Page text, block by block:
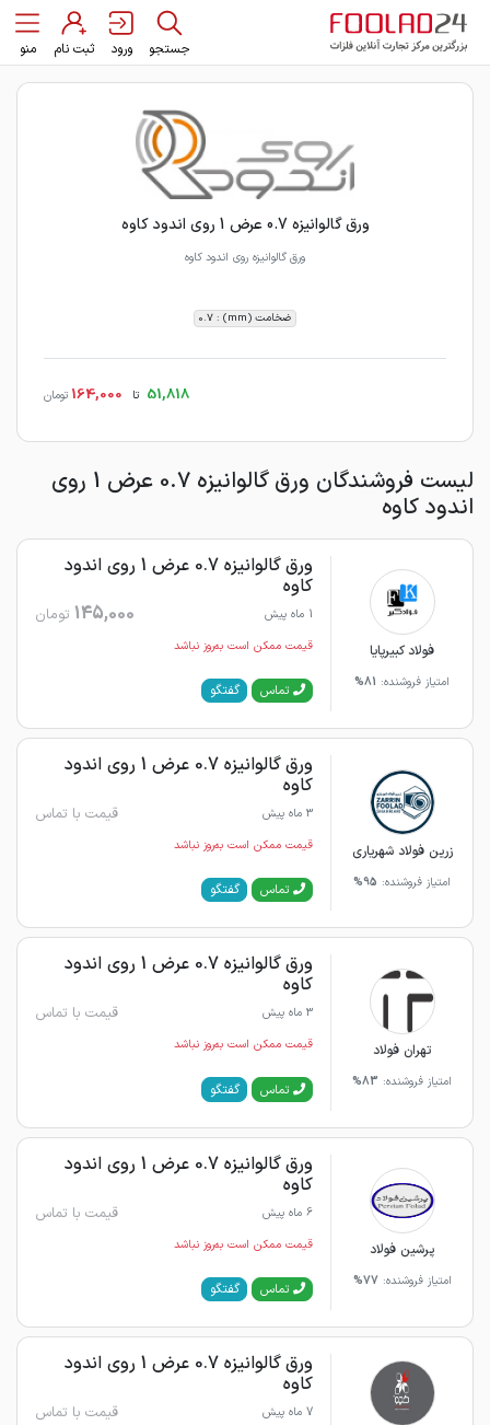
جستجو ورود ثبت نام منو
ورق گالوانیزه 0.7 عرض 1 روی اندود کاوه
ورق گالوانیزه روی اندود کاوه
ضخامت (mm) : 0.7
51,818 تا 164,000 تومان
لیست فروشندگان ورق گالوانیزه 0.7 عرض 1 روی
اندود کاوه
فولاد کبیرپایا
امتیاز فروشنده: 81%
ورق گالوانیزه 0.7 عرض 1 روی اندود
کاوه
1 ماه پیش 145,000 تومان
قیمت ممکن است به‌روز نباشد
تماس گفتگو
زرین فولاد شهریاری
امتیاز فروشنده: 95%
ورق گالوانیزه 0.7 عرض 1 روی اندود
کاوه
3 ماه پیش قیمت با تماس
قیمت ممکن است به‌روز نباشد
تماس گفتگو
تهران فولاد
امتیاز فروشنده: 83%
ورق گالوانیزه 0.7 عرض 1 روی اندود
کاوه
3 ماه پیش قیمت با تماس
قیمت ممکن است به‌روز نباشد
تماس گفتگو
پرشین فولاد
امتیاز فروشنده: 77%
ورق گالوانیزه 0.7 عرض 1 روی اندود
کاوه
6 ماه پیش قیمت با تماس
قیمت ممکن است به‌روز نباشد
تماس گفتگو
ورق گالوانیزه 0.7 عرض 1 روی اندود
کاوه
7 ماه پیش قیمت با تماس